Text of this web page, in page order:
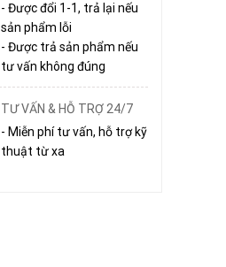
- Được đổi 1-1, trả lại nếu
sản phẩm lỗi
- Được trả sản phẩm nếu
tư vấn không đúng
TƯ VẤN & HỖ TRỢ 24/7
- Miễn phí tư vấn, hỗ trợ kỹ
thuật từ xa